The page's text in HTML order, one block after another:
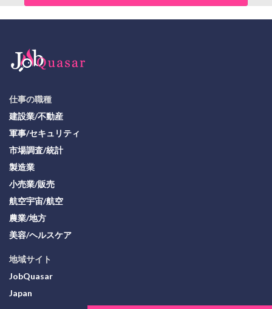
仕事の職種
建設業/不動産
軍事/セキュリティ
市場調査/統計
製造業
小売業/販売
航空宇宙/航空
農業/地方
美容/ヘルスケア
地域サイト
JobQuasar
Japan